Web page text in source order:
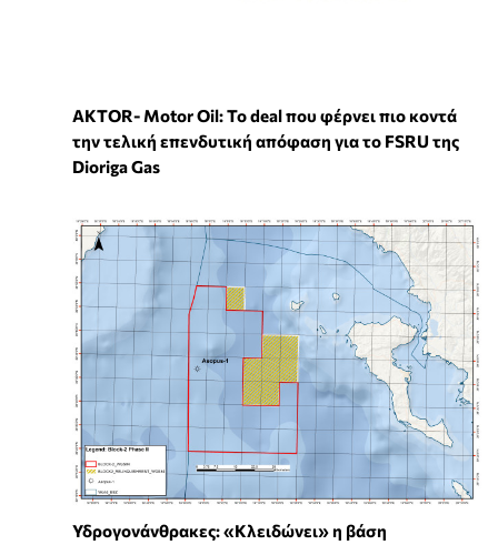
ΑKTOR- Motor Oil: Το deal που φέρνει πιο κοντά
την τελική επενδυτική απόφαση για το FSRU της
Dioriga Gas
Υδρογονάνθρακες: «Κλειδώνει» η βάση